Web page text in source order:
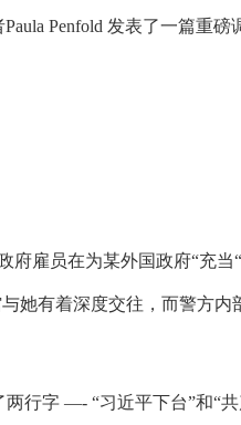
Penfold 发表了一篇重
府雇员在为某外国政府“充当
她有着深度交往，而警方内
行字 —- “习近平下台”和“